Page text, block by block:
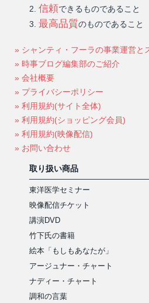
信頼できるものであること
最高品質のものであること
» シャンティ・フーラの事業運営と
» 時事ブログ編集部のご紹介
» 会社概要
» プライバシーポリシー
» 利用規約(サイト全体)
» 利用規約(ショッピング会員)
» 利用規約(映像配信)
» お問い合わせ
取り扱い商品
東洋医学セミナー
映像配信チケット
講演DVD
竹下氏の書籍
絵本「もしもあなたが」
アージュナー・チャート
ナディー・チャート
調和の言葉